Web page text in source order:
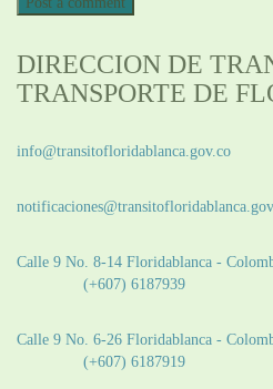
DIRECCION DE
TRANSPORTE DE
info@transitofloridablanca.gov.co
Calle 9 No. 8-14 Floridablanca -
(+607) 6187939
Calle 9 No. 6-26 Floridablanca -
(+607) 6187919